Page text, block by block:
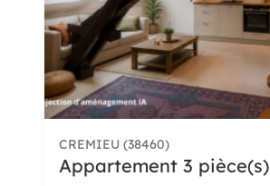
CREMIEU (38460)
Appartement 3 pièce(s)